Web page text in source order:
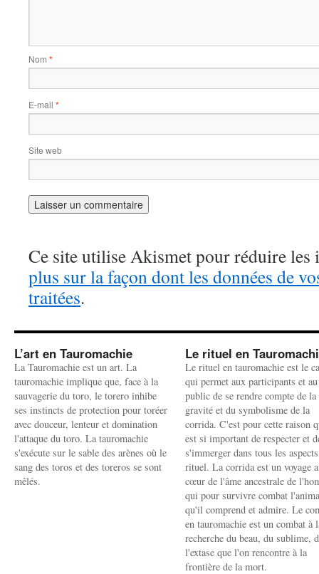
Nom *
E-mail *
Site web
Ce site utilise Akismet pour réduire les
plus sur la façon dont les données de
traitées.
L’art en Tauromachie
La Tauromachie est un art. La
tauromachie implique que, face à la
sauvagerie du toro, le torero inhibe
ses instincts de protection pour toréer
avec douceur, lenteur et domination
l'attaque du toro. La tauromachie
s'exécute sur le sable des arènes où le
sang des toros et des toreros se sont
mêlés.
Le rituel en
Le rituel en tauromachie est le
qui permet aux participants et au
public de se rendre compte de la
gravité et du symbolisme de la
corrida. C'est pour cette raison
est si important de respecter et
s'immerger dans tous les
rituel. La corrida est un voyage
cœur de l'âme ancestrale de
qui pour survivre combat
qu'il comprend et admire. Le
en tauromachie est un combat à
recherche du beau, du sublime,
l'extase que l'on rencontre à la
frontière de la mort.